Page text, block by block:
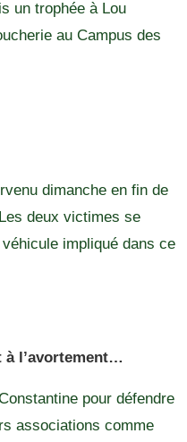
un trophée à Lou
au Campus des
dimanche en fin de
deux victimes se
impliqué dans ce
à l’avortement…
pour défendre
associations comme